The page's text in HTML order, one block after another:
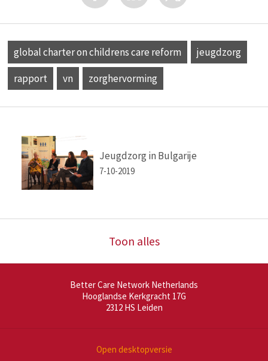
global charter on childrens care reform
jeugdzorg
rapport
vn zorghervorming
Jeugdzorg in Bulgarije
7-10-2019
Toon alles
Better Care Network Netherlands
Hooglandse Kerkgracht 17G
2312 HS Leiden
Open desktopversie